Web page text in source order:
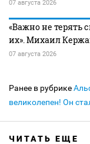
07 августа 2026
«Важно не терять
их». Михаил
07 августа 2026
Ранее в рубрике
великолепен! Он
ЧИТАТЬ ЕЩЕ